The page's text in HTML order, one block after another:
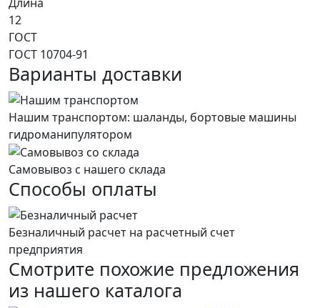
12
ГОСТ
ГОСТ 10704-91
Варианты доставки
Нашим транспортом: шаланды, бортовые машины
гидроманипулятором
Самовывоз с нашего склада
Способы оплаты
Безналичный расчет на расчетный счет
предприятия
Смотрите похожие предложения
из нашего каталога